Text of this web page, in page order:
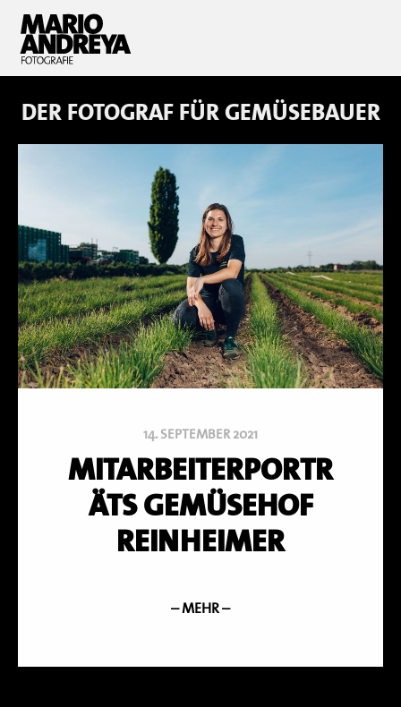
DER FOTOGRAF FÜRGEMÜSEBAUER
14. SEPTEMBER 2021
MITARBEITERPORTR
ÄTS GEMÜSEHOF
REINHEIMER
– MEHR –